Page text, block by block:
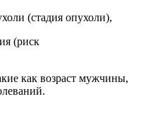
(стадия опухоли),
(риск
как возраст мужчины,